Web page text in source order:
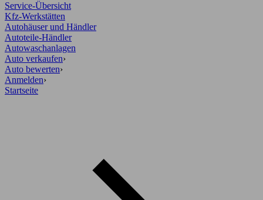
Service-Übersicht
Kfz-Werkstätten
Autohäuser und Händler
Autoteile-Händler
Autowaschanlagen
Auto verkaufen›
Auto bewerten›
Anmelden›
Startseite